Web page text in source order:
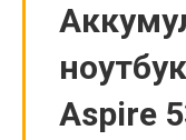
Aspire